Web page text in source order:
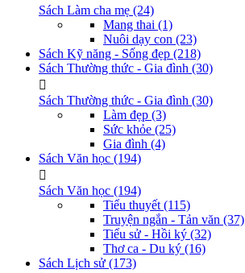
Sách Làm cha mẹ (24)
Mang thai (1)
Nuôi dạy con (23)
Sách Kỹ năng - Sống đẹp (218)
Sách Thường thức - Gia đình (30)
Sách Thường thức - Gia đình (30)
Làm đẹp (3)
Sức khỏe (25)
Gia đình (4)
Sách Văn học (194)
Sách Văn học (194)
Tiểu thuyết (115)
Truyện ngắn - Tản văn (37)
Tiểu sử - Hồi ký (32)
Thơ ca - Du ký (16)
Sách Lịch sử (173)